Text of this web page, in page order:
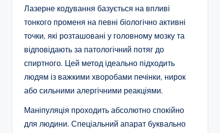
Лазерне кодування базується на впливі
тонкого променя на певні біологічно активні
точки, які розташовані у головному мозку та
відповідають за патологічний потяг до
спиртного. Цей метод ідеально підходить
людям із важкими хворобами печінки, нирок
або сильними алергічними реакціями.
Маніпуляція проходить абсолютно спокійно
для людини. Спеціальний апарат буквально